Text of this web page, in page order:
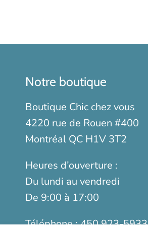
Notre boutique
Boutique Chic chez vous
4220 rue de Rouen #400
Montréal QC H1V 3T2
Heures d’ouverture :
Du lundi au vendredi
De 9:00 à 17:00
Téléphone :450 923-5933